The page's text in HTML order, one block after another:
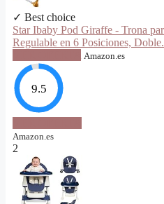
✓ Best choice
Star Ibaby Pod Giraffe - Trona
Regulable en 6 Posiciones,
Amazon.es
9.5
Amazon.es
2